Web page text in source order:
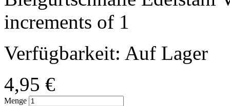
increments of 1
Verfügbarkeit: Auf Lager
4,95 €
Menge